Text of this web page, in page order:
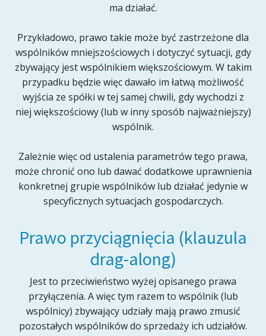
ma działać.
Przykładowo, prawo takie może być zastrzeżone dla
wspólników mniejszościowych i dotyczyć sytuacji, gdy
zbywający jest wspólnikiem większościowym. W takim
przypadku będzie więc dawało im łatwą możliwość
wyjścia ze spółki w tej samej chwili, gdy wychodzi z
niej większościowy (lub w inny sposób najważniejszy)
wspólnik.
Zależnie więc od ustalenia parametrów tego prawa,
może chronić ono lub dawać dodatkowe uprawnienia
konkretnej grupie wspólników lub działać jedynie w
specyficznych sytuacjach gospodarczych.
Prawo przyciągnięcia (klauzula
drag-along)
Jest to przeciwieństwo wyżej opisanego prawa
przyłączenia. A więc tym razem to wspólnik (lub
wspólnicy) zbywający udziały mają prawo zmusić
pozostałych wspólników do sprzedaży ich udziałów.